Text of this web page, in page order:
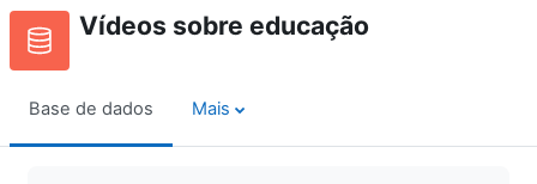
Vídeos sobre educação
Base de dados Mais